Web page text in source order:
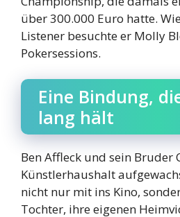
über 300.000 Euro hatte.
Listener besuchte er Molly
Pokersessions.
Eine Bindung,
lang hält
Ben Affleck und sein Bruder
Künstlerhaushalt
nicht nur mit ins Kino,
Tochter, ihre eigenen